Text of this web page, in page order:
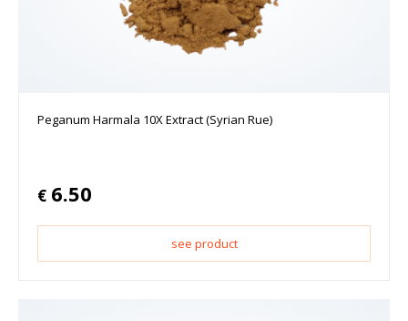
Peganum Harmala 10X Extract (Syrian Rue)
€ 6.50
see product